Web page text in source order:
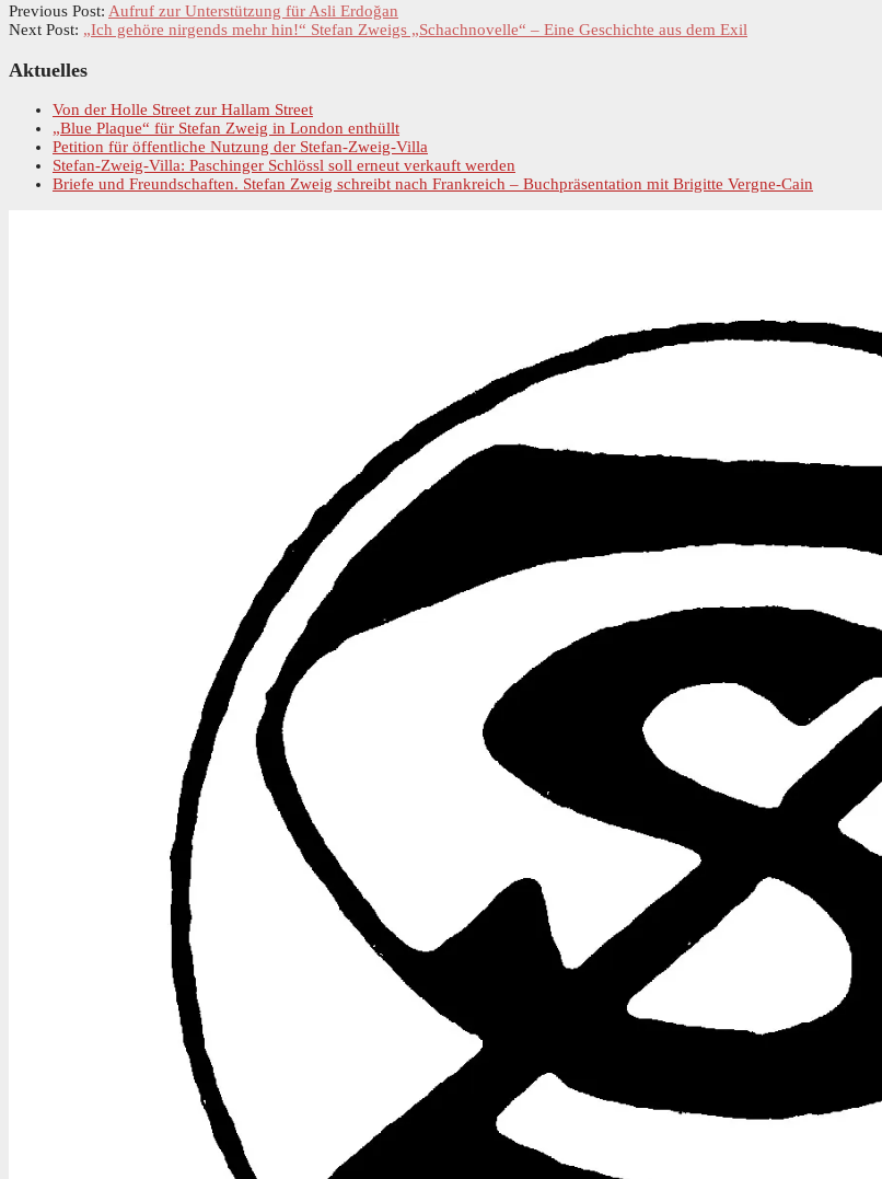
Previous Post: Aufruf zur Unterstützung für Asli Erdoğan
Next Post: „Ich gehöre nirgends mehr hin!“ Stefan Zweigs „Schachnovelle“ – Eine Geschichte aus dem Exil
Primary
Aktuelles
Von der Holle Street zur Hallam Street
„Blue Plaque“ für Stefan Zweig in London enthüllt
Petition für öffentliche Nutzung der Stefan-Zweig-Villa
Stefan-Zweig-Villa: Paschinger Schlössl soll erneut verkauft werden
Briefe und Freundschaften. Stefan Zweig schreibt nach Frankreich – Buchpräsentation mit Brigitte Vergne-Cain